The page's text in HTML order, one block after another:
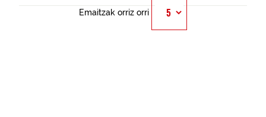
Emaitzak orriz orri